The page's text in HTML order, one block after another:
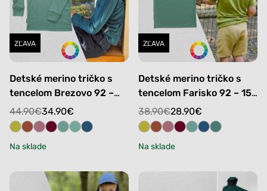
ZĽAVA
Detské merino tričko s
tencelom Brezovo 92 –
152 cm
44.90€
Original
price
44.90€.
34.90€
Current
price
34.90€.
Na sklade
ZĽAVA
Detské merino tričko s
tencelom Farisko 92 – 152
cm
38.90€
Original
price
38.90€.
28.90€
Current
price
28.90€.
Na sklade